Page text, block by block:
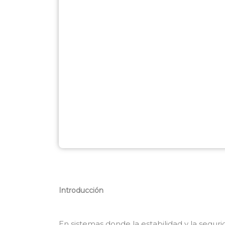
Introducción